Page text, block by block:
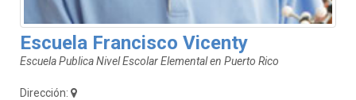
Escuela Francisco Vicenty
Escuela Publica Nivel Escolar Elemental en Puerto Rico
Dirección: